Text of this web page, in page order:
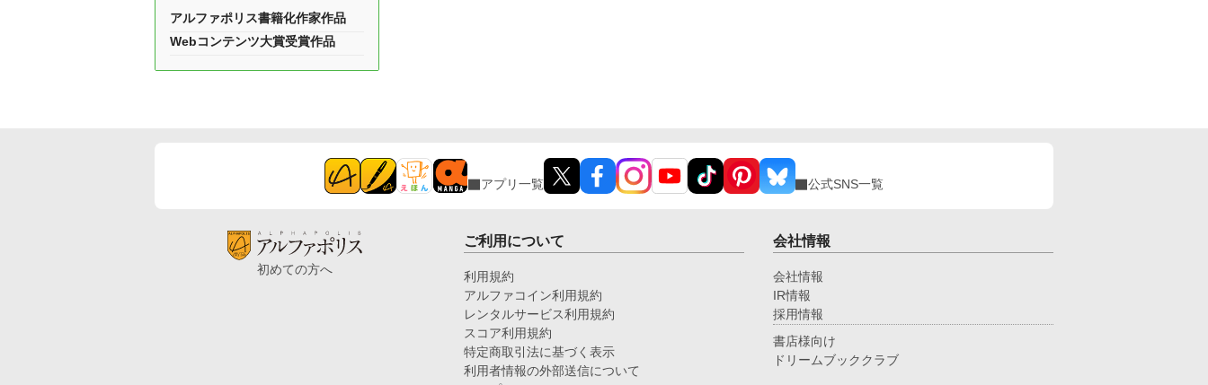
アルファポリス書籍化作家作品
Webコンテンツ大賞受賞作品
アプリ一覧 公式SNS一覧
初めての方へ
ご利用について
利用規約
アルファコイン利用規約
レンタルサービス利用規約
スコア利用規約
特定商取引法に基づく表示
利用者情報の外部送信について
会社情報
会社情報
IR情報
採用情報
書店様向け
ドリームブッククラブ